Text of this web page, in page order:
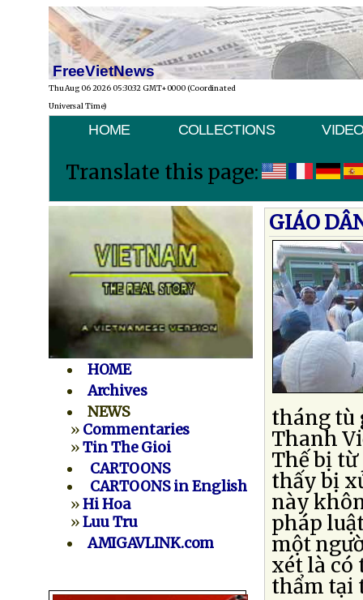
FreeVietNews
Thu Aug 06 2026 05:30:32 GMT+0000 (Coordinated
Universal Time)
HOME COLLECTIONS
Translate this page:
HOME
Archives
NEWS
» Commentaries
»Tin The Gioi
CARTOONS
CARTOONS in English
»Hi Hoa
»Luu Tru
AMIGAVLINK.com
GIÁO
tháng tù
Thanh
Thế bị từ
thấy bị
này
pháp
một
xét là có
thẩm tại